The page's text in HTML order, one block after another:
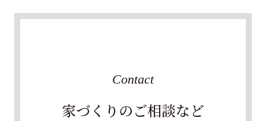
家づくりのご相談など
Contact